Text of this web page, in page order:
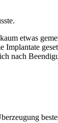
etwas
nach